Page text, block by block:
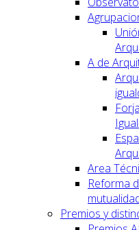
A de
Area
Reforma
Premios y